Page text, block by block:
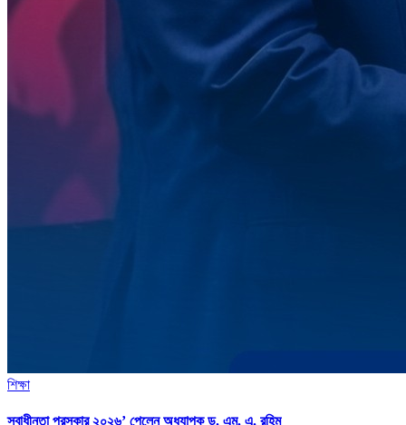
শিক্ষা
স্বাধীনতা পুরস্কার ২০২৬’ পেলেন অধ্যাপক ড. এম. এ. রহিম